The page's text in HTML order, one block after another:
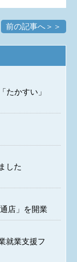
前の記事へ＞＞
かすい」
した
店」を開業
就業支援フ